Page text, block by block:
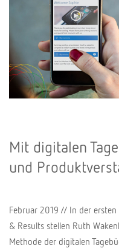
Mit digitalen
und
Februar 2019 // In der ersten
& Results stellen Ruth
Methode der digitalen